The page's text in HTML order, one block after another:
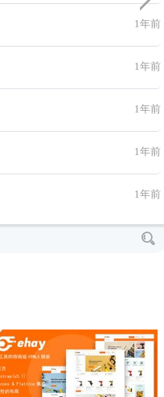
1年前
1年前
1年前
1年前
1年前